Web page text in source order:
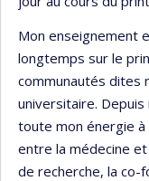
Mon enseignement
longtemps sur le
communautés dites
universitaire. Depuis
toute mon énergie
entre la médecine et
de recherche, la co-